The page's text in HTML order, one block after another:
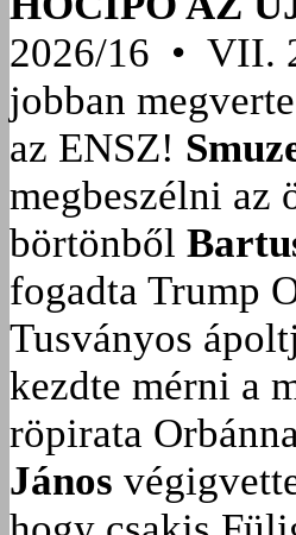
2026/16 • VII.
jobban
az ENSZ!
megbeszélni
börtönből
fogadta Trump
Tusványos
kezdte mérni a
röpirata
János